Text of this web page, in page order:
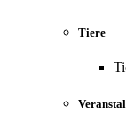
Tiere